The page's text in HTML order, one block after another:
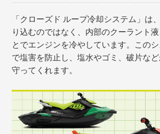
「クローズド ループ冷却システム」は
り込むのではなく、内部のクーラント
とでエンジンを冷やしています。この
で塩害を防止し、塩水やゴミ、破片な
守ってくれます。